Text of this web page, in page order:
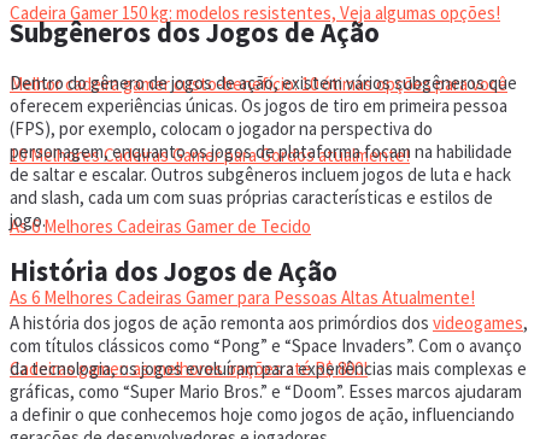
Cadeira Gamer 150 kg: modelos resistentes, Veja algumas opções!
Melhor cadeira gamer custo-benefício: 10 ótimas opções para você
10 Melhores Cadeiras Gamer para Gordos atualmente!
As 6 Melhores Cadeiras Gamer de Tecido
As 6 Melhores Cadeiras Gamer para Pessoas Altas Atualmente!
Cadeiras gamer: as melhores opções até R$ 800!
Subgêneros dos Jogos de Ação
Dentro do gênero de jogos de ação, existem vários subgêneros que
oferecem experiências únicas. Os jogos de tiro em primeira pessoa
(FPS), por exemplo, colocam o jogador na perspectiva do
personagem, enquanto os jogos de plataforma focam na habilidade
de saltar e escalar. Outros subgêneros incluem jogos de luta e hack
and slash, cada um com suas próprias características e estilos de
jogo.
História dos Jogos de Ação
A história dos jogos de ação remonta aos primórdios dos videogames,
com títulos clássicos como “Pong” e “Space Invaders”. Com o avanço
da tecnologia, os jogos evoluíram para experiências mais complexas e
gráficas, como “Super Mario Bros.” e “Doom”. Esses marcos ajudaram
a definir o que conhecemos hoje como jogos de ação, influenciando